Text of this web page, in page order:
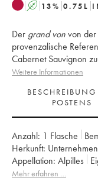
A 13% 0.75 L
Der grand vonvon
provenzalische
Cabernet Sauvignon
Weitere Informationen
BESCHREIBUNG
POSTENS
Anzahl: 1 Flasche
Herkunft:
unternehmen
Appellation:
Alpilles
Mehr erfahren …